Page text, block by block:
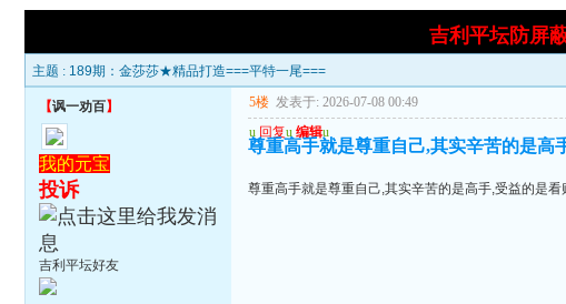
吉利平坛防屏
主题 : 189期：金莎莎★精品打造===平特一尾===
【讽一劝百】
我的元宝
投诉
吉利平坛好友
5楼 发表于: 2026-07-08 00:49
u 回复u 编辑u
尊重高手就是尊重自己,其实辛苦的是高
尊重高手就是尊重自己,其实辛苦的是高手,受益的是